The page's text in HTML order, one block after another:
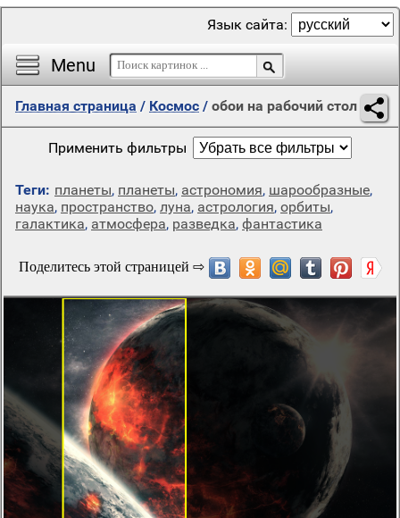
Menu
Язык сайта:
Главная страница / Космос / обои на рабочий стол
Применить фильтры
Теги: планеты, планеты, астрономия, шарообразные,
наука, пространство, луна, астрология, орбиты,
галактика, атмосфера, разведка, фантастика